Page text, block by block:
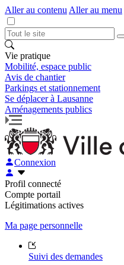
Aller au contenu Aller au menu
Vie pratique
Mobilité, espace public
Avis de chantier
Parkings et stationnement
Se déplacer à Lausanne
Aménagements publics
Connexion
Profil connecté
Compte portail
Légitimations actives
Ma page personnelle
Suivi des demandes